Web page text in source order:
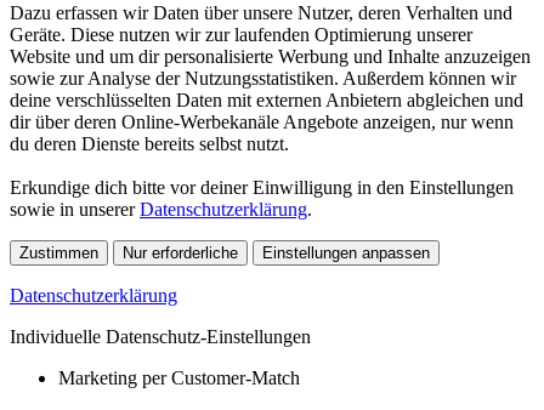
Dazu erfassen wir Daten über unsere Nutzer, deren Verhalten und
Geräte. Diese nutzen wir zur laufenden Optimierung unserer
Website und um dir personalisierte Werbung und Inhalte anzuzeigen
sowie zur Analyse der Nutzungsstatistiken. Außerdem können wir
deine verschlüsselten Daten mit externen Anbietern abgleichen und
dir über deren Online-Werbekanäle Angebote anzeigen, nur wenn
du deren Dienste bereits selbst nutzt.
Erkundige dich bitte vor deiner Einwilligung in den Einstellungen
sowie in unsererDatenschutzerklärung.
Zustimmen Nur erforderliche Einstellungen anpassen
Datenschutzerklärung
Individuelle Datenschutz-Einstellungen
Marketing per Customer-Match